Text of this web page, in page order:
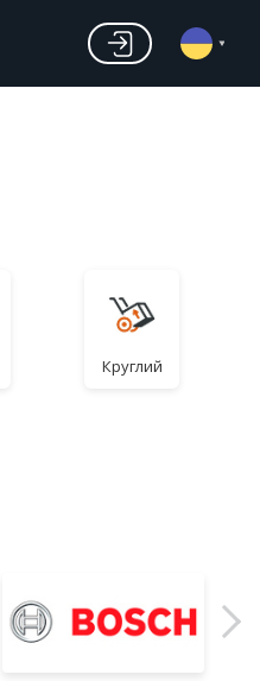
Круглий